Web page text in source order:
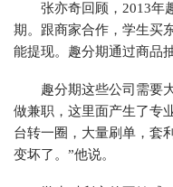
张亦奇回顾，2013年
期。跟商家合作，学生买
能提现。趣分期通过商品
趣分期这些公司需要
做兼职，这里面产生了专
台转一圈，大量刷单，套
变坏了。”他说。